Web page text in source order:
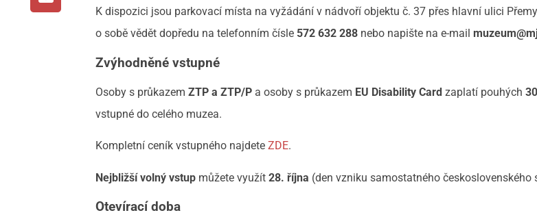
K dispozici jsou parkovací místa na vyžádání v nádvoří objektu č. 37 přes hlavní ulici
o sobě vědět dopředu na telefonním čísle 572 632 288 nebo napište na e-mail
Zvýhodněné vstupné
Osoby s průkazemZTP a ZTP/P a osoby s průkazem EU Disability Card zaplatí pouhých30
vstupné do celého muzea.
Kompletní ceník vstupného najdeteZDE.
Nejbližší volný vstup můžete využít28. října (den vzniku samostatného československého
Otevírací doba